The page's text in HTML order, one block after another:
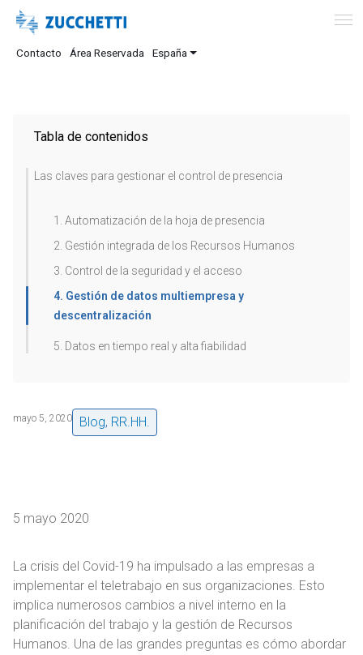
Contacto Área Reservada España
Tabla de contenidos
Las claves para gestionar el control de presencia
1. Automatización de la hoja de presencia
2. Gestión integrada de los Recursos Humanos
3. Control de la seguridad y el acceso
4. Gestión de datos multiempresa y
descentralización
5. Datos en tiempo real y alta fiabilidad
mayo 5, 2020 Blog, RR.HH.
5 mayo 2020
La crisis del Covid-19 ha impulsado a las empresas a
implementar el teletrabajo en sus organizaciones. Esto
implica numerosos cambios a nivel interno en la
planificación del trabajo y la gestión de Recursos
Humanos. Una de las grandes preguntas es cómo abordar